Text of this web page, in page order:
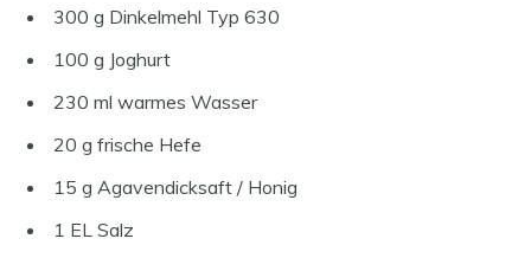
300 g Dinkelmehl Typ 630
100 g Joghurt
230 ml warmes Wasser
20 g frische Hefe
15 g Agavendicksaft / Honig
1 EL Salz